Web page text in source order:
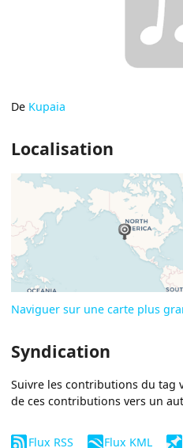
De Kupaia
Localisation
Naviguer sur une carte plus
Syndication
Suivre les contributions du tag
de ces contributions vers un
Flux RSS Flux KML